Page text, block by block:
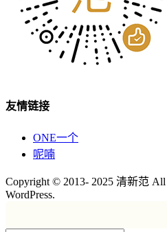
友情链接
ONE一个
呢喃
Copyright © 2013- 2025 清新范 All
WordPress.